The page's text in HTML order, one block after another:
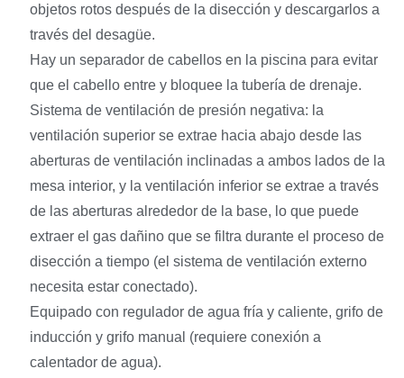
objetos rotos después de la disección y descargarlos a
través del desagüe.
Hay un separador de cabellos en la piscina para evitar
que el cabello entre y bloquee la tubería de drenaje.
Sistema de ventilación de presión negativa: la
ventilación superior se extrae hacia abajo desde las
aberturas de ventilación inclinadas a ambos lados de la
mesa interior, y la ventilación inferior se extrae a través
de las aberturas alrededor de la base, lo que puede
extraer el gas dañino que se filtra durante el proceso de
disección a tiempo (el sistema de ventilación externo
necesita estar conectado).
Equipado con regulador de agua fría y caliente, grifo de
inducción y grifo manual (requiere conexión a
calentador de agua).